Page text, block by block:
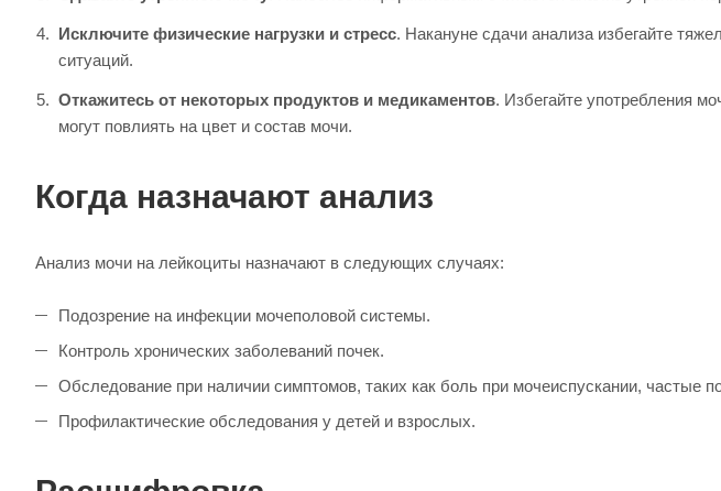
Исключите физические нагрузки и стресс. Накануне сдачи анализа избегайте
ситуаций.
Откажитесь от некоторых продуктов и медикаментов. Избегайте употребления
могут повлиять на цвет и состав мочи.
Когда назначают анализ
Анализ мочи на лейкоциты назначают в следующих случаях:
Подозрение на инфекции мочеполовой системы.
Контроль хронических заболеваний почек.
Обследование при наличии симптомов, таких как боль при мочеиспускании, частые
Профилактические обследования у детей и взрослых.